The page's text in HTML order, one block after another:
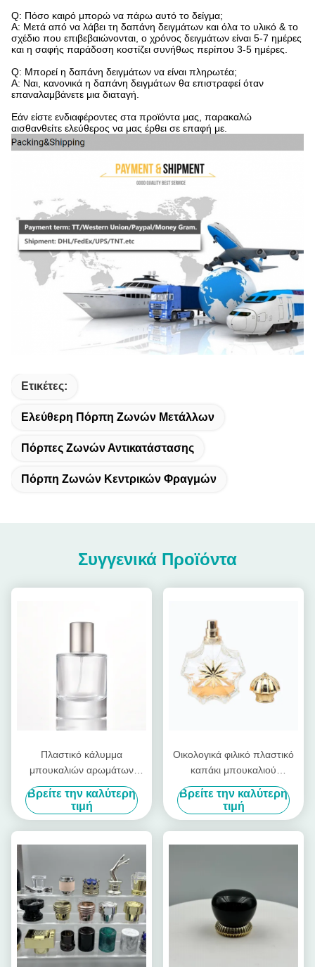
Q: Πόσο καιρό μπορώ να πάρω αυτό το δείγμα;
Α: Μετά από να λάβει τη δαπάνη δειγμάτων και όλα το υλικό & το
σχέδιο που επιβεβαιώνονται, ο χρόνος δειγμάτων είναι 5-7 ημέρες
και η σαφής παράδοση κοστίζει συνήθως περίπου 3-5 ημέρες.
Q: Μπορεί η δαπάνη δειγμάτων να είναι πληρωτέα;
Α: Ναι, κανονικά η δαπάνη δειγμάτων θα επιστραφεί όταν
επαναλαμβάνετε μια διαταγή.
Εάν είστε ενδιαφέροντες στα προϊόντα μας, παρακαλώ
αισθανθείτε ελεύθερος να μας έρθει σε επαφή με.
Ετικέτες:
Ελεύθερη Πόρπη Ζωνών Μετάλλων
Πόρπες Ζωνών Αντικατάστασης
Πόρπη Ζωνών Κεντρικών Φραγμών
Συγγενικά Προϊόντα
Πλαστικό κάλυμμα
μπουκαλιών αρωμάτων
κατασκευασμένο από υλικά
που παρέχουν κλείσιμο και
βελτιώνουν τη συνολική
εμφάνιση της συσκευασίας
αρωμάτων
Βρείτε την καλύτερη
τιμή
Οικολογικά φιλικό πλαστικό
καπάκι μπουκαλιού
αρώματος κατασκευασμένο
από ανακυκλώσιμα υλικά
ιδανικό για βιώσιμες λύσεις
συσκευασίας καλλυντικών
Βρείτε την καλύτερη
τιμή